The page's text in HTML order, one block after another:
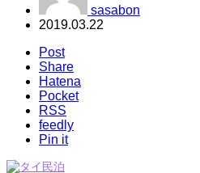
sasabon
2019.03.22
Post
Share
Hatena
Pocket
RSS
feedly
Pin it